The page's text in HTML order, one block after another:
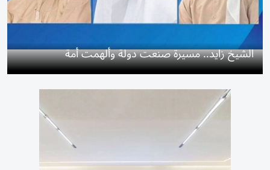
الشيخ زايد.. مسيرة صنعت دولة وألهمت أمة